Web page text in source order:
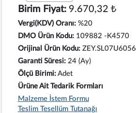
Birim Fiyat:9.670,32 ₺
Vergi(KDV) Oranı: %20
DMO Ürün Kodu: 109882 -K4570
Orijinal Ürün Kodu: ZEY.SL07U6056
Garanti Süresi: 24 (Ay)
Ölçü Birimi: Adet
Ürüne Ait Tedarik Formları
Malzeme İstem Formu
Teslim Tesellüm Tutanağı